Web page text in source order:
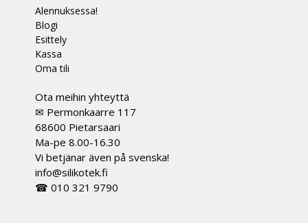
Alennuksessa!
Blogi
Esittely
Kassa
Oma tili
Ota meihin yhteyttä
✉ Permonkaarre 117
68600 Pietarsaari
Ma-pe 8.00-16.30
Vi betjänar även på svenska!
info@silikotek.fi
☎ 010 321 9790